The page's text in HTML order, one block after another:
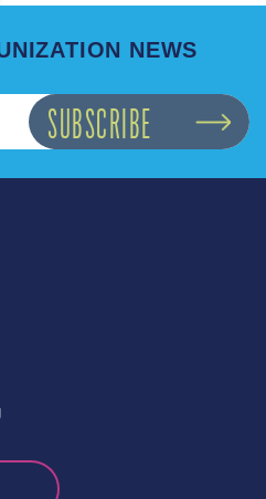
NEWS